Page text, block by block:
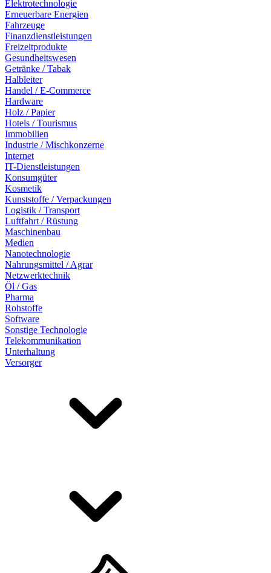
Elektrotechnologie
Erneuerbare Energien
Fahrzeuge
Finanzdienstleistungen
Freizeitprodukte
Gesundheitswesen
Getränke / Tabak
Halbleiter
Handel / E-Commerce
Hardware
Holz / Papier
Hotels / Tourismus
Immobilien
Industrie / Mischkonzerne
Internet
IT-Dienstleistungen
Konsumgüter
Kosmetik
Kunststoffe / Verpackungen
Logistik / Transport
Luftfahrt / Rüstung
Maschinenbau
Medien
Nanotechnologie
Nahrungsmittel / Agrar
Netzwerktechnik
Öl / Gas
Pharma
Rohstoffe
Software
Sonstige Technologie
Telekommunikation
Unterhaltung
Versorger